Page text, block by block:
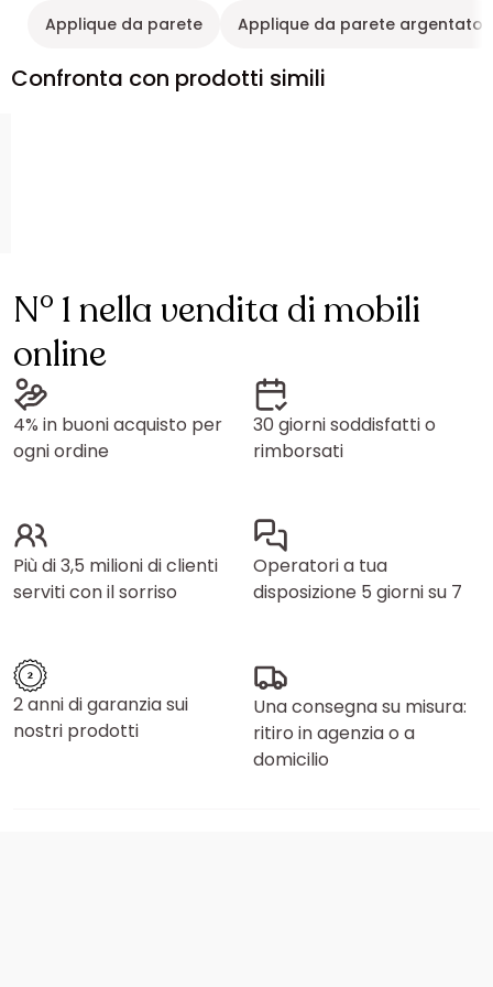
Applique da parete Applique da parete argentato
Confronta con prodotti simili
N° 1 nella vendita di mobili
online
4% in buoni acquisto per
ogni ordine
30 giorni soddisfatti o
rimborsati
Più di 3,5 milioni di clienti
serviti con il sorriso
Operatori a tua
disposizione 5 giorni su 7
2 anni di garanzia sui
nostri prodotti
Una consegna su misura:
ritiro in agenzia o a
domicilio